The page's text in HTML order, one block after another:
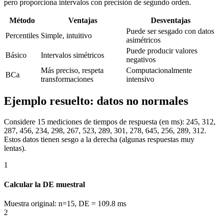
pero proporciona intervalos con precisión de segundo orden.
Método Ventajas
Desventajas
Percentiles Simple, intuitivo
Puede ser sesgado con datos
asimétricos
Básico
Intervalos simétricos
Puede producir valores
negativos
BCa
Más preciso, respeta
transformaciones
Computacionalmente
intensivo
Ejemplo resuelto: datos no normales
Considere 15 mediciones de tiempos de respuesta (en ms): 245, 312,
287, 456, 234, 298, 267, 523, 289, 301, 278, 645, 256, 289, 312.
Estos datos tienen sesgo a la derecha (algunas respuestas muy
lentas).
1
Calcular la DE muestral
Muestra original: n=15, DE = 109.8 ms
2